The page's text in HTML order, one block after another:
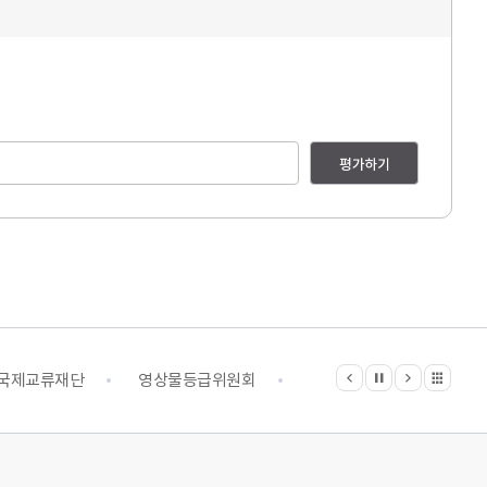
평가하기
제교류재단 영상물등급위원회 영화진흥위원회
이전
정지
다음 관련기관 전체보기